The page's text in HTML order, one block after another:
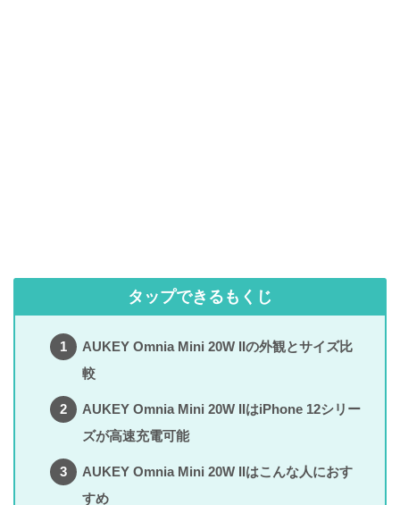
タップできるもくじ
AUKEY Omnia Mini 20W IIの外観とサイズ比
較
AUKEY Omnia Mini 20W IIはiPhone 12シリー
ズが高速充電可能
AUKEY Omnia Mini 20W IIはこんな人におす
すめ